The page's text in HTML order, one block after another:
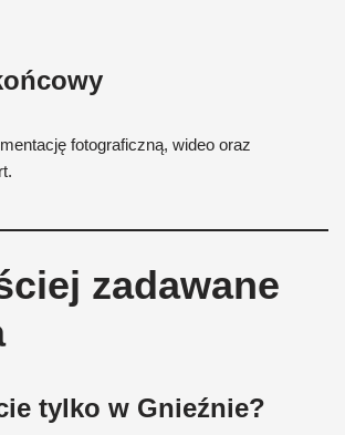
fotograficzną, wideo oraz
zadawane
tylko w Gnieźnie?